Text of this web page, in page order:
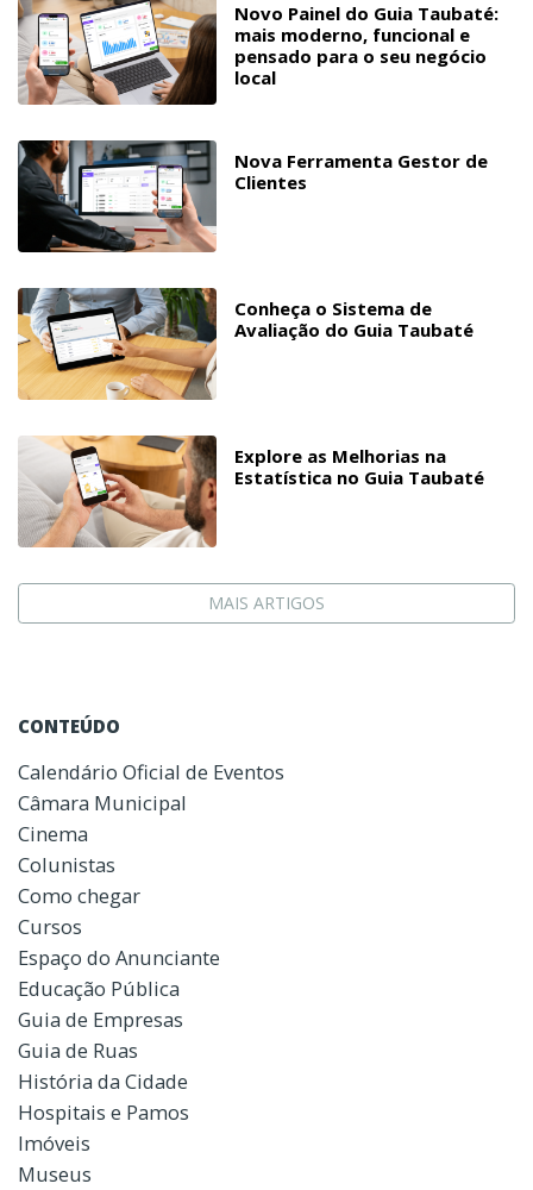
Novo Painel do Guia Taubaté:
mais moderno, funcional e
pensado para o seu negócio
local
Nova Ferramenta Gestor de
Clientes
Conheça o Sistema de
Avaliação do Guia Taubaté
Explore as Melhorias na
Estatística no Guia Taubaté
MAIS ARTIGOS
CONTEÚDO
Calendário Oficial de Eventos
Câmara Municipal
Cinema
Colunistas
Como chegar
Cursos
Espaço do Anunciante
Educação Pública
Guia de Empresas
Guia de Ruas
História da Cidade
Hospitais e Pamos
Imóveis
Museus